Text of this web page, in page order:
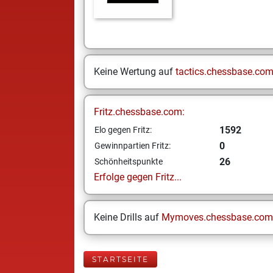
Keine Wertung auf tactics.chessbase.com
Fritz.chessbase.com:
Elo gegen Fritz: 1592
Gewinnpartien Fritz: 0
Schönheitspunkte
26
Erfolge gegen Fritz...
Keine Drills auf Mymoves.chessbase.com
STARTSEITE